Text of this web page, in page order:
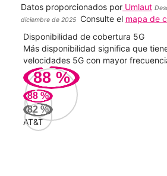
Datos proporcionados por Umlaut
diciembre de 2025
Consulte el mapa de
Disponibilidad de cobertura 5G
Más disponibilidad significa que
velocidades 5G con mayor
88 %
88 %
82 %
AT&T